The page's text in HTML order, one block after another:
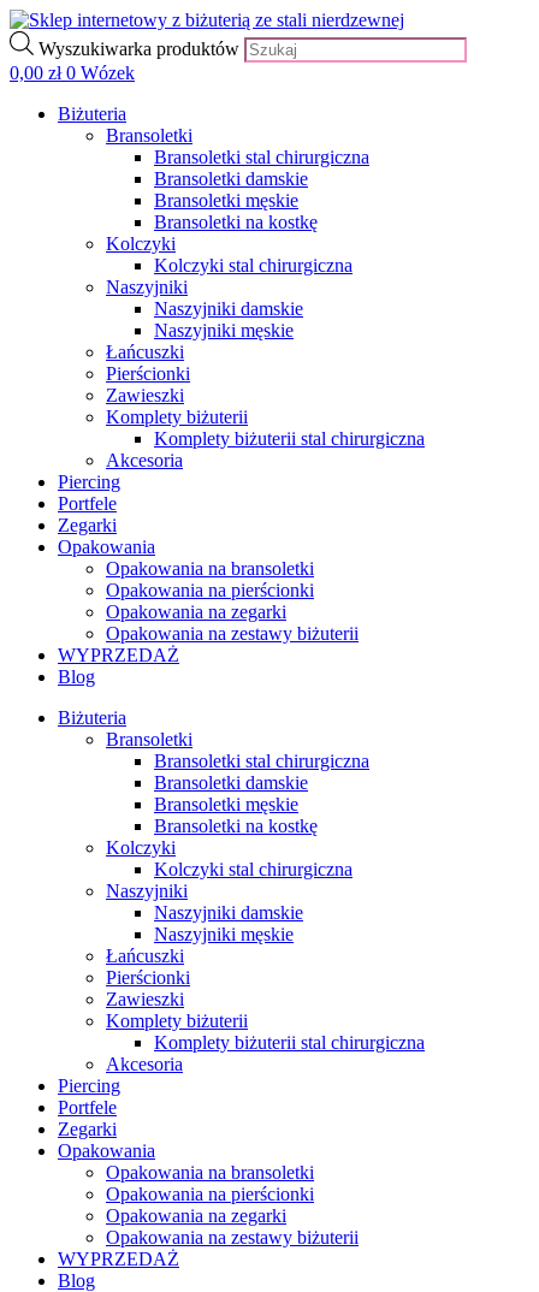
Wyszukiwarka produktów
0,00 zł 0 Wózek
Biżuteria
Bransoletki
Bransoletki stal chirurgiczna
Bransoletki damskie
Bransoletki męskie
Bransoletki na kostkę
Kolczyki
Kolczyki stal chirurgiczna
Naszyjniki
Naszyjniki damskie
Naszyjniki męskie
Łańcuszki
Pierścionki
Zawieszki
Komplety biżuterii
Komplety biżuterii stal chirurgiczna
Akcesoria
Piercing
Portfele
Zegarki
Opakowania
Opakowania na bransoletki
Opakowania na pierścionki
Opakowania na zegarki
Opakowania na zestawy biżuterii
WYPRZEDAŻ
Blog
Biżuteria
Bransoletki
Bransoletki stal chirurgiczna
Bransoletki damskie
Bransoletki męskie
Bransoletki na kostkę
Kolczyki
Kolczyki stal chirurgiczna
Naszyjniki
Naszyjniki damskie
Naszyjniki męskie
Łańcuszki
Pierścionki
Zawieszki
Komplety biżuterii
Komplety biżuterii stal chirurgiczna
Akcesoria
Piercing
Portfele
Zegarki
Opakowania
Opakowania na bransoletki
Opakowania na pierścionki
Opakowania na zegarki
Opakowania na zestawy biżuterii
WYPRZEDAŻ
Blog